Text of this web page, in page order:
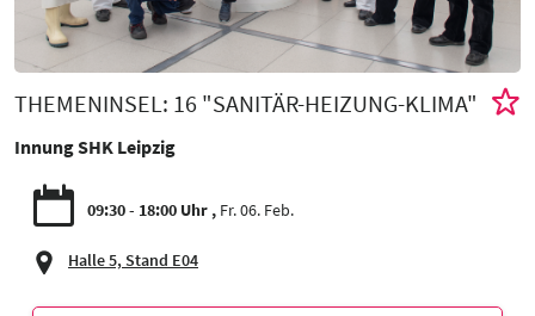
THEMENINSEL: 16 "SANITÄR-HEIZUNG-KLIMA"
Innung SHK Leipzig
09:30 - 18:00 Uhr Fr. 06. Feb.
Halle 5, Stand E04